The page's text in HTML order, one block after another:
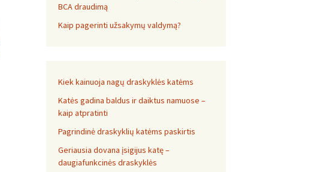
BCA draudimą
Kaip pagerinti užsakymų valdymą?
Kiek kainuoja nagų draskyklės katėms
Katės gadina baldus ir daiktus namuose –
kaip atpratinti
Pagrindinė draskyklių katėms paskirtis
Geriausia dovana įsigijus katę –
daugiafunkcinės draskyklės